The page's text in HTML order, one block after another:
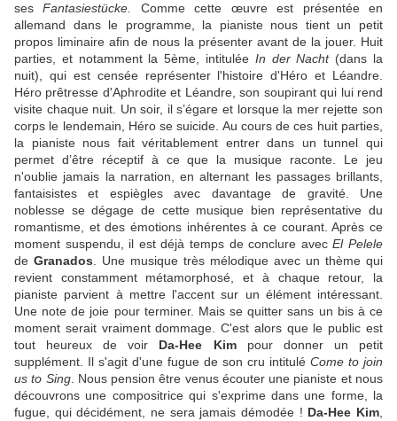
sesFantasiestücke. Comme cette œuvre est présentée en
allemand dans le programme, la pianiste nous tient un petit
propos liminaire afin de nous la présenter avant de la jouer. Huit
parties, et notamment la 5ème, intitulée In der Nacht (dans la
nuit), qui est censée représenter l'histoire d'Héro et Léandre.
Héro prêtresse d'Aphrodite et Léandre, son soupirant qui lui rend
visite chaque nuit. Un soir, il s’égare et lorsque la mer rejette son
corps le lendemain, Héro se suicide. Au cours de ces huit parties,
la pianiste nous fait véritablement entrer dans un tunnel qui
permet d’être réceptif à ce que la musique raconte. Le jeu
n'oublie jamais la narration, en alternant les passages brillants,
fantaisistes et espiègles avec davantage de gravité. Une
noblesse se dégage de cette musique bien représentative du
romantisme, et des émotions inhérentes à ce courant. Après ce
moment suspendu, il est déjà temps de conclure avecEl Pelele
de Granados . Une musique très mélodique avec un thème qui
revient constamment métamorphosé, et à chaque retour, la
pianiste parvient à mettre l'accent sur un élément intéressant.
Une note de joie pour terminer. Mais se quitter sans un bis à ce
moment serait vraiment dommage. C'est alors que le public est
tout heureux de voir Da-Hee Kimpour donner un petit
supplément. Il s'agit d'une fugue de son cru intitulé Come to join
us to Sing. Nous pension être venus écouter une pianiste et nous
découvrons une compositrice qui s'exprime dans une forme, la
fugue, qui décidément, ne sera jamais démodée ! Da-Hee Kim